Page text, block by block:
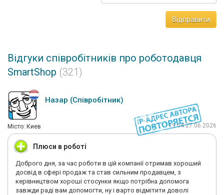
Відправити
Відгуки співробітників про роботодавця
SmartShop (321)
Назар (Співробітник)
Мiсто: Киев 19:04 27.06.2026
Плюси в роботі
Доброго дня, за час роботи в цій компанії отримав хороший
досвід в сфері продаж та став сильним продавцем, з
керівництвом хороші стосунки якщо потрібна допомога
завжди раді вам допомогти, ну і варто відмітити доволі